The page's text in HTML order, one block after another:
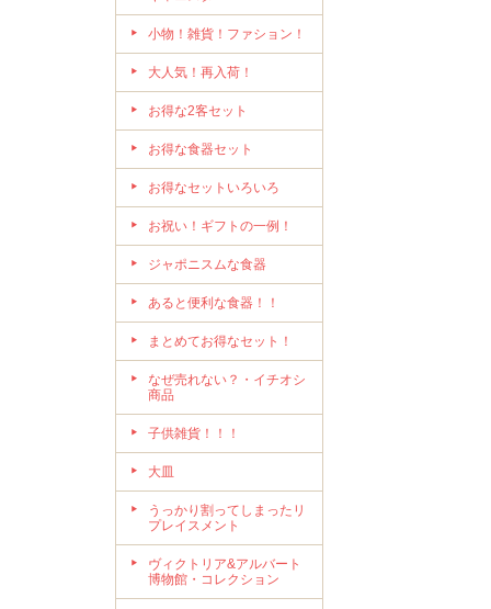
小物！雑貨！ファション！
大人気！再入荷！
お得な2客セット
お得な食器セット
お得なセットいろいろ
お祝い！ギフトの一例！
ジャポニスムな食器
あると便利な食器！！
まとめてお得なセット！
なぜ売れない？・イチオシ
商品
子供雑貨！！！
大皿
うっかり割ってしまったリ
プレイスメント
ヴィクトリア&アルバート
博物館・コレクション